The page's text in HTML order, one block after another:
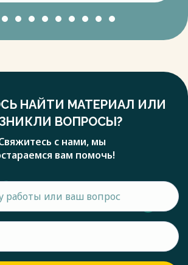
НАЙТИ МАТЕРИАЛ ИЛИ
ВОПРОСЫ?
с нами, мы
вам помочь!